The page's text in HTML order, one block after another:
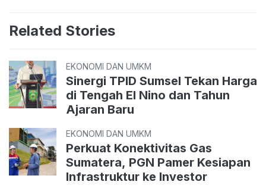
Related Stories
EKONOMI DAN UMKM
Sinergi TPID Sumsel Tekan Harga
di Tengah El Nino dan Tahun
Ajaran Baru
EKONOMI DAN UMKM
Perkuat Konektivitas Gas
Sumatera, PGN Pamer Kesiapan
Infrastruktur ke Investor